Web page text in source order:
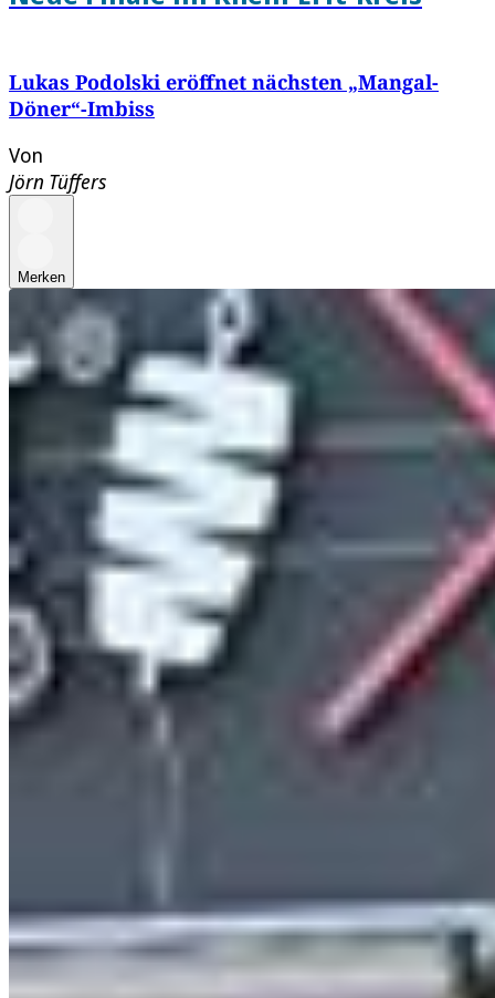
Lukas Podolski eröffnet nächsten „Mangal-
Döner“-Imbiss
Von
Jörn Tüffers
Merken